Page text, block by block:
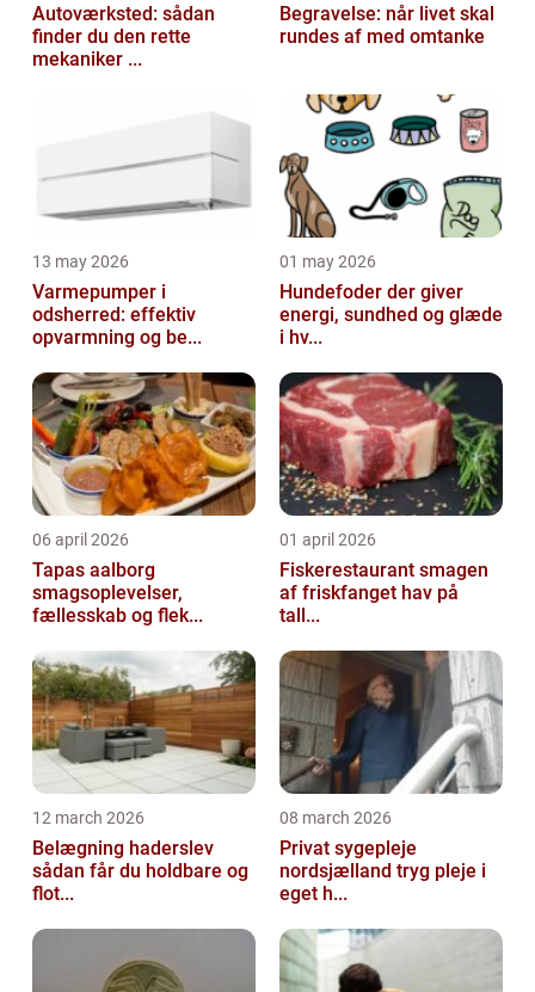
Autoværksted: sådan
finder du den rette
mekaniker ...
Begravelse: når livet skal
rundes af med omtanke
13 may 2026
Varmepumper i
odsherred: effektiv
opvarmning og be...
01 may 2026
Hundefoder der giver
energi, sundhed og glæde
i hv...
06 april 2026
Tapas aalborg
smagsoplevelser,
fællesskab og flek...
01 april 2026
Fiskerestaurant smagen
af friskfanget hav på
tall...
12 march 2026
Belægning haderslev
sådan får du holdbare og
flot...
08 march 2026
Privat sygepleje
nordsjælland tryg pleje i
eget h...